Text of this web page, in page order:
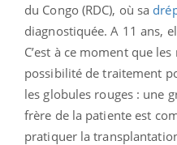
du Congo (RDC), où sa
diagnostiquée. A 11 ans,
C’est à ce moment que
possibilité de traitement
les globules rouges : une
frère de la patiente est
pratiquer la